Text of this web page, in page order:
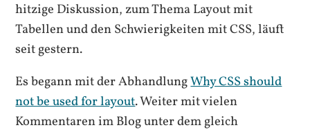
hitzige Diskussion, zum Thema Layout mit
Tabellen und den Schwierigkeiten mit CSS, läuft
seit gestern.
Es begann mit der AbhandlungWhy CSS should
not be used for layout. Weiter mit vielen
Kommentaren im Blog unter dem gleich